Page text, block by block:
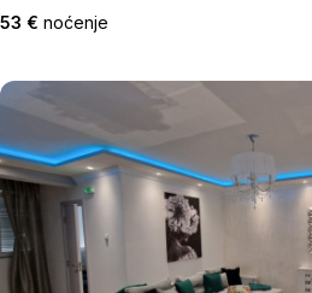
53 € noćenje